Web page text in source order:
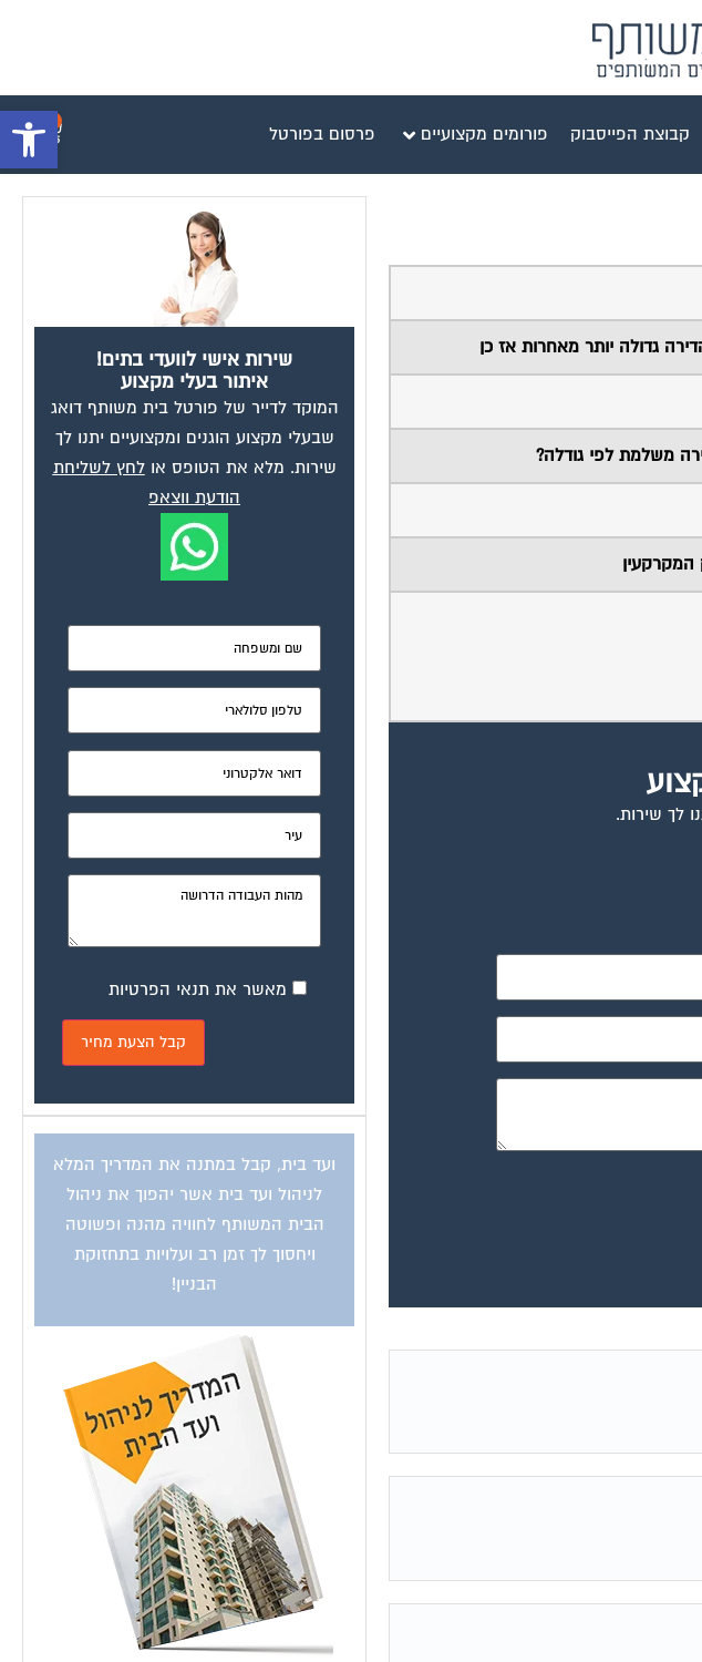
פתח קבוצת הפייסבוק פורומים מקצועיים פרסום בפורטל
גדולה יותר מאחרות אז כן
משלמת לפי גודלה?
המקרקעין
לך שירות.
שירות אישי לוועדי בתים!
איתור בעלי מקצוע
המוקד לדייר של פורטל בית משותף דואג
שבעלי מקצוע הוגנים ומקצועיים יתנו לך
שירות. מלא את הטופס אולחץ לשליחת
הודעת ווצאפ
מאשר את תנאי הפרטיות
ועד בית, קבל במתנה את המדריך המלא
לניהול ועד בית אשר יהפוך את ניהול
הבית המשותף לחוויה מהנה ופשוטה
ויחסוך לך זמן רב ועלויות בתחזוקת
הבניין!